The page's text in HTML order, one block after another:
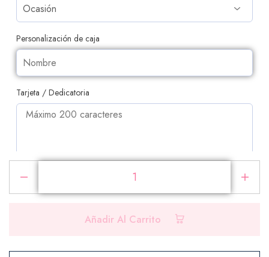
Personalización de caja
Tarjeta / Dedicatoria
PRODUCTOS ADICIONALES
Añadir Al Carrito